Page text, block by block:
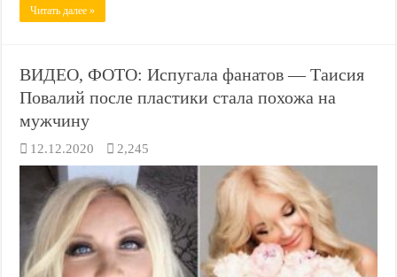
Читать далее »
ВИДЕО, ФОТО: Испугала фанатов — Таисия
Повалий после пластики стала похожа на
мужчину
12.12.2020 2,245